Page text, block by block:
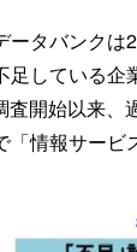
ータバンクは
足している
査開始以来
「情報サー